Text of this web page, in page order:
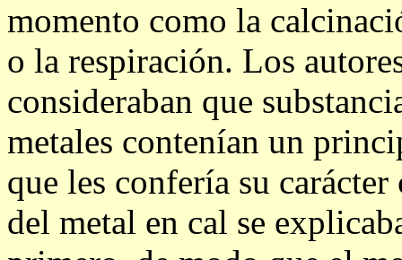
momento como la
o la respiración. Los
consideraban que
metales contenían un
que les confería su
del metal en cal se